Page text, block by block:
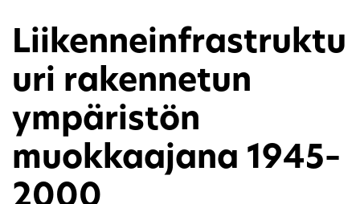
Liikenneinfrastruktu
uri rakennetun
ympäristön
muokkaajana 1945–